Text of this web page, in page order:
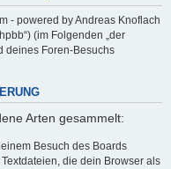
- powered by Andreas Knoflach
(im Folgenden „der
deines Foren-Besuchs
Arten gesammelt:
Besuch des Boards
die dein Browser als